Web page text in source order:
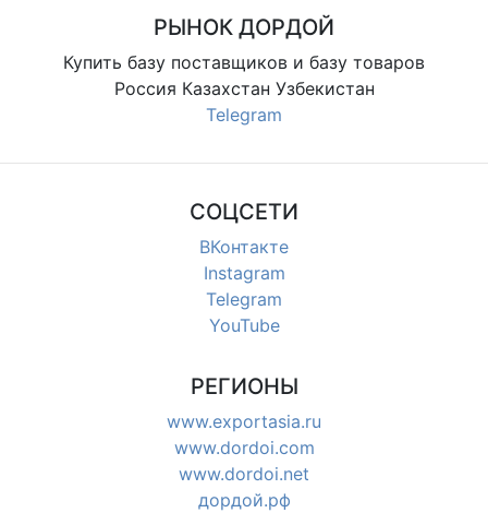
РЫНОК ДОРДОЙ
Купить базу поставщиков и базу товаров
Россия Казахстан Узбекистан
Telegram
СОЦСЕТИ
ВКонтакте
Instagram
Telegram
YouTube
РЕГИОНЫ
www.exportasia.ru
www.dordoi.com
www.dordoi.net
дордой.рф